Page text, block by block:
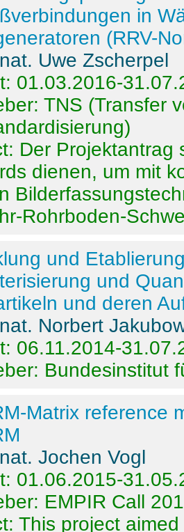
in
(RRV-
Uwe Zscherpel
01.03.2016-
TNS (Transfer
Der Projektantrag
dienen, um mit
Rohrboden-
und
und
und deren
Norbert
06.11.2014-
Bundesinstitut
Matrix reference
Jochen Vogl
01.06.2015-
EMPIR Call
This project